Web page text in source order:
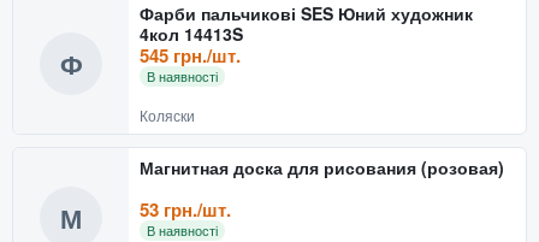
Ф
Фарби пальчикові SES Юний художник
4кол 14413S
545 грн./шт.
В наявності
Коляски
М
Магнитная доска для рисования (розовая)
53 грн./шт.
В наявності